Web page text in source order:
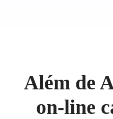
Além de
on-line